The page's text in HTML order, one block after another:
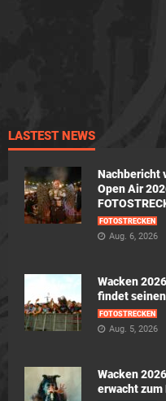
LASTEST NEWS
Nachbericht
Open Air
FOTOSTRECKEN
Aug. 6, 2026
Wacken
findet seinen
FOTOSTRECKEN
Aug. 5, 2026
Wacken
erwacht zum